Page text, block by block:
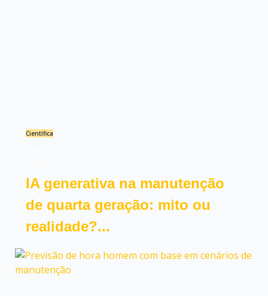
Científica
IA generativa na manutenção
de quarta geração: mito ou
realidade?...